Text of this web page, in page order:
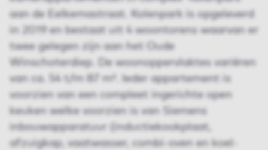
aan de Eelkemastraat. Kolenpark is opgeleverd
in 2019 en bestaat uit 4 woontorens waarvan er
twee gelegen zijn aan het Oude
Winschoterdiep. De woonoppervlaktes variëren
van ca. 54 t/m 87 m². Ieder appartement is
voorzien van een compleet ingerichte open
keuken welke voorzien is van Siemens
inbouwapparatuur (inductiekookplaat,
afzuigkap, vaatwasser, combi-oven en koel-